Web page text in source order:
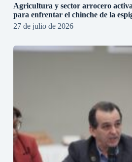
Agricultura y sector arrocero
para enfrentar el chinche de la
27 de julio de 2026